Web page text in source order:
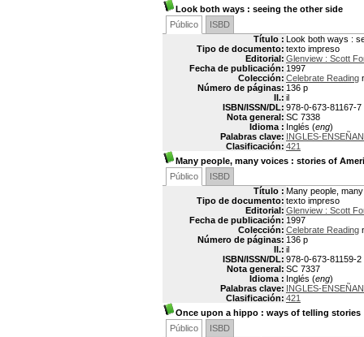
Look both ways : seeing the other side
Público
ISBD
Título : Look both ways :
Tipo de documento: texto impreso
Editorial: Glenview : Scott
Fecha de publicación: 1997
Colección: Celebrate Reading
Número de páginas: 136 p
Il.: il
ISBN/ISSN/DL: 978-0-673-81167-7
Nota general: SC 7338
Idioma : Inglés (eng)
Palabras clave: INGLES-
Clasificación: 421
Many people, many voices : stories of
Público
ISBD
Título : Many people,
Tipo de documento: texto impreso
Editorial: Glenview : Scott
Fecha de publicación: 1997
Colección: Celebrate Reading
Número de páginas: 136 p
Il.: il
ISBN/ISSN/DL: 978-0-673-81159-2
Nota general: SC 7337
Idioma : Inglés (eng)
Palabras clave: INGLES-
Clasificación: 421
Once upon a hippo : ways of telling stories
Público
ISBD